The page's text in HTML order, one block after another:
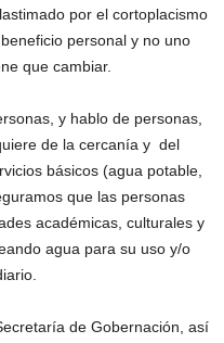
por el cortoplacismo
personal y no uno
que cambiar.
y hablo de personas,
de la cercanía y del
básicos (agua potable,
que las personas
académicas, culturales y
agua para su uso y/o
de Gobernación, así